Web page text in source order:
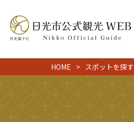
HOME スポットを探す